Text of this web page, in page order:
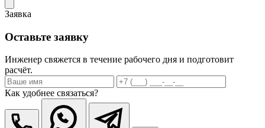
Заявка
Оставьте заявку
Инженер свяжется в течение рабочего дня и подготовит
расчёт.
Как удобнее связаться?